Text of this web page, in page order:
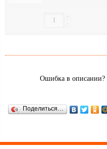
-
+
Ошибка в описании?
Поделиться…